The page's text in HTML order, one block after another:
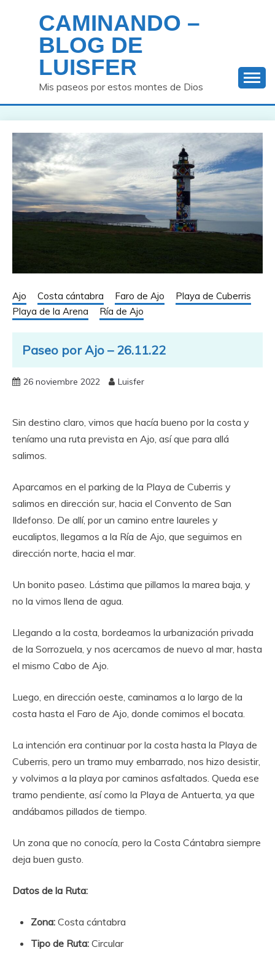
contenido
CAMINANDO –
BLOG DE
LUISFER
Mis paseos por estos montes de Dios
Ajo Costa cántabra Faro de Ajo
Playa de Cuberris
Playa de la Arena
Ría de Ajo
Paseo por Ajo – 26.11.22
26 noviembre 2022 Luisfer
Sin destino claro, vimos que hacía bueno por la costa y
teníamo una ruta prevista en Ajo, así que para allá
salimos.
Aparcamos en el parking de la Playa de Cuberris y
salimos en dirección sur, hacia el Convento de San
Ildefonso. De allí, por un camino entre laureles y
eucaliptos, llegamos a la Ría de Ajo, que seguimos en
dirección norte, hacia el mar.
Un bonito paseo. Lástima que pillamos la marea baja, y
no la vimos llena de agua.
Llegando a la costa, bordeamos la urbanización privada
de la Sorrozuela, y nos acercamos de nuevo al mar, hasta
el mismo Cabo de Ajo.
Luego, en dirección oeste, caminamos a lo largo de la
costa hasta el Faro de Ajo, donde comimos el bocata.
La intención era continuar por la costa hasta la Playa de
Cuberris, pero un tramo muy embarrado, nos hizo desistir,
y volvimos a la playa por caminos asfaltados. Queda ese
tramo pendiente, así como la Playa de Antuerta, ya que
andábamos pillados de tiempo.
Un zona que no conocía, pero la Costa Cántabra siempre
deja buen gusto.
Datos de la Ruta:
Zona: Costa cántabra
Tipo de Ruta: Circular